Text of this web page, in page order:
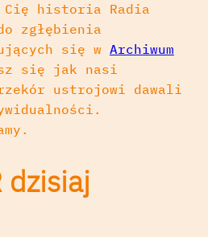
historia Radia
zgłębienia
się w Archiwum
się jak nasi
ustrojowi dawali
dzisiaj